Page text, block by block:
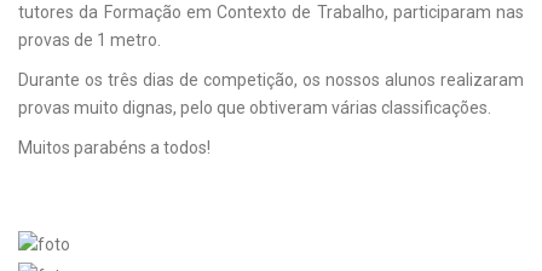
tutores da Formação em Contexto de Trabalho, participaram nas
provas de 1 metro.
Durante os três dias de competição, os nossos alunos realizaram
provas muito dignas, pelo que obtiveram várias classificações.
Muitos parabéns a todos!